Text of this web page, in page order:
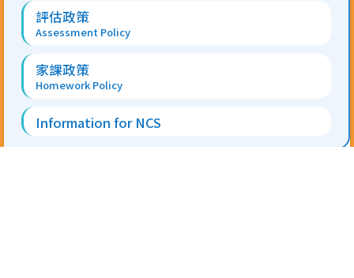
評估政策
Assessment Policy
家課政策
Homework Policy
Information for NCS